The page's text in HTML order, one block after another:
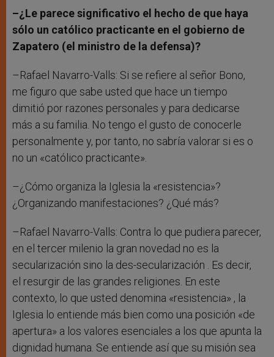
–¿Le parece significativo el hecho de que haya
sólo un católico practicante en el gobierno de
Zapatero (el ministro de la defensa)?
–Rafael Navarro-Valls: Si se refiere al señor Bono,
me figuro que sabe usted que hace un tiempo
dimitió por razones personales y para dedicarse
más a su familia. No tengo el gusto de conocerle
personalmente y, por tanto, no sabría valorar si es o
no un «católico practicante».
–¿Cómo organiza la Iglesia la «resistencia»?
¿Organizando manifestaciones? ¿Qué más?
–Rafael Navarro-Valls: Contra lo que pudiera parecer,
en el tercer milenio la gran novedad no es la
secularización sino la des-secularización . Es decir,
el resurgir de las grandes religiones. En este
contexto, lo que usted denomina «resistencia» , la
Iglesia lo entiende más bien como una posición «de
apertura» a los valores esenciales a los que apunta la
dignidad humana. Se entiende así que su misión sea